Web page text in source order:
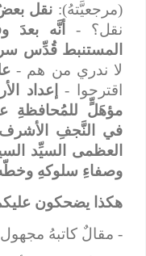
(مرجعيَّتهُ): نقل
نقل؟ -
أنَّه بعدَ
المستنبط قُدِّس
لا ندري من هم -
اقترحوا - إعداد
مؤهَلٍّ للمُحافظةِ
في النَّجفِ
العظمى السيِّد
وصفاءِ سلوكهِ وخطّه
هكذا يضحكون
- مقالٌ كاتبهُ مجهول!